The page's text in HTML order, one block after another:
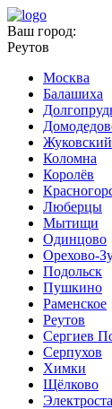
Ваш город:
Реутов
Москва
Балашиха
Жуковский
Коломна
Королёв
Люберцы
Мытищи
Одинцово
Орехово-
Подольск
Пушкино
Раменское
Реутов
Сергиев
Серпухов
Химки
Щёлково